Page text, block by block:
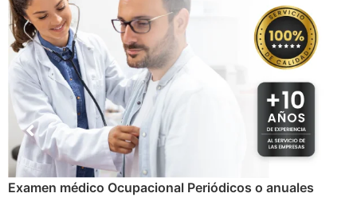
Examen médico ocupacional para trabajos en altura